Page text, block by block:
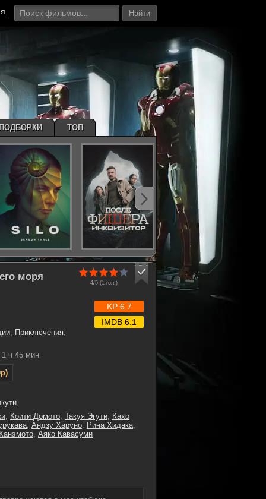
Найти
моря
4/5 (1гол.)
, Приключения,
1 ч 45 мин
KP 6.7
IMDB 6.1
, Коити Домото, Такуя Эгути, Кахо
, Андзу Харуно, Рина Хидака,
, Аяко Кавасуми
ТОП